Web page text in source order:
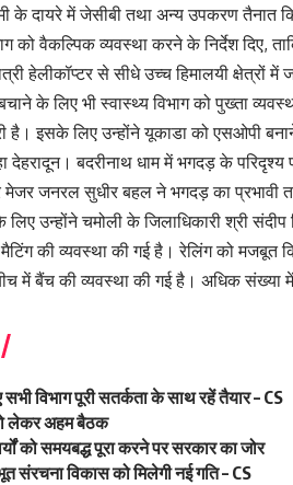
दायरे में जेसीबी तथा अन्य उपकरण तैनात
को वैकल्पिक व्यवस्था करने के निर्देश दिए,
हेलीकॉप्टर से सीधे उच्च हिमालयी क्षेत्रों
के लिए भी स्वास्थ्य विभाग को पुख्ता
है। इसके लिए उन्होंने यूकाडा को एसओपी
देहरादून। बदरीनाथ धाम में भगदड़ के
जनरल सुधीर बहल ने भगदड़ का प्रभावी
उन्होंने चमोली के जिलाधिकारी श्री संदीप
मैटिंग की व्यवस्था की गई है। रेलिंग को मजबूत
में बैंच की व्यवस्था की गई है। अधिक संख्या में
विभाग पूरी सतर्कता के साथ रहें तैयार – CS
लेकर अहम बैठक
को समयबद्ध पूरा करने पर सरकार का जोर
संरचना विकास को मिलेगी नई गति – CS